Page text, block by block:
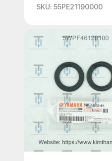
SKU: 55PE21190000